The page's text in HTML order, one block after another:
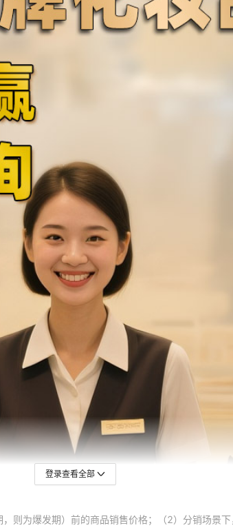
登录查看全部
则为爆发期）前的商品销售价格；（2）分销场景